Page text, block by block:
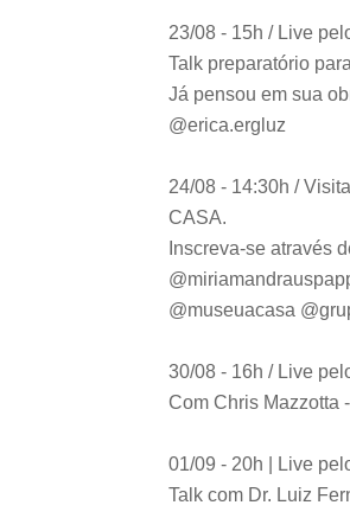
23/08 - 15h / Live
Talk preparatório
Já pensou em sua
@erica.ergluz
24/08 - 14:30h /
CASA.
Inscreva-se através
@museuacasa
30/08 - 16h / Live
Com Chris Mazzotta
01/09 - 20h | Live
Talk com Dr. Luiz